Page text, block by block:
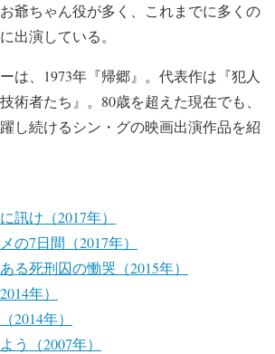
爺ちゃん役が多く、これまでに多くの
出演している。
は、1973年『帰郷』。代表作は『犯人
術者たち』。80歳を超えた現在でも、
し続けるシン・グの映画出演作品を紹
訊け（2017年）
の7日間（2017年）
る死刑囚の慟哭（2015年）
年）
2014年）
う（2007年）